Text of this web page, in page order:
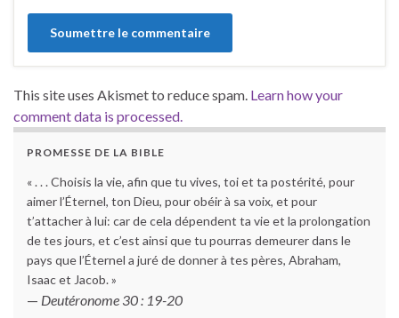
This site uses Akismet to reduce spam. Learn how your
comment data is processed.
PROMESSE DE LA BIBLE
« . . . Choisis la vie, afin que tu vives, toi et ta postérité, pour
aimer l’Éternel, ton Dieu, pour obéir à sa voix, et pour
t’attacher à lui: car de cela dépendent ta vie et la prolongation
de tes jours, et c’est ainsi que tu pourras demeurer dans le
pays que l’Éternel a juré de donner à tes pères, Abraham,
Isaac et Jacob. »
— Deutéronome 30 : 19-20